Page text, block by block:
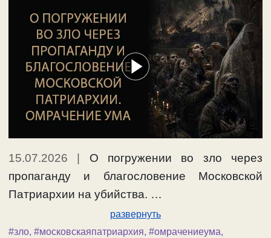
15.07.2026
О погружении во зло через
пропаганду и благословение Московской
Патриархии на убийства. …
развернуть
#зло, #московскаяпатриархия, #омрачениеума,